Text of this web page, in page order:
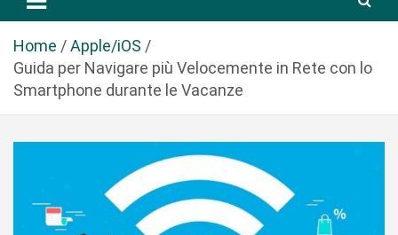
a
Home
Apple/iOS
Guida per Navigare più Velocemente in Rete con lo
Smartphone durante le Vacanze